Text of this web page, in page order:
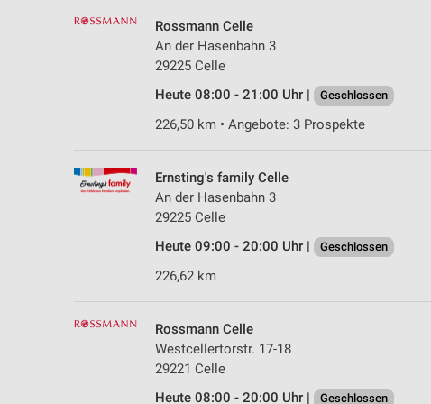
Rossmann Celle
An der Hasenbahn 3
29225 Celle
Heute 08:00 - 21:00 Uhr |
Geschlossen
226,50 km • Angebote: 3 Prospekte
Ernsting's family Celle
An der Hasenbahn 3
29225 Celle
Heute 09:00 - 20:00 Uhr |
Geschlossen
226,62 km
Rossmann Celle
Westcellertorstr. 17-18
29221 Celle
Heute 08:00 - 20:00 Uhr |
Geschlossen